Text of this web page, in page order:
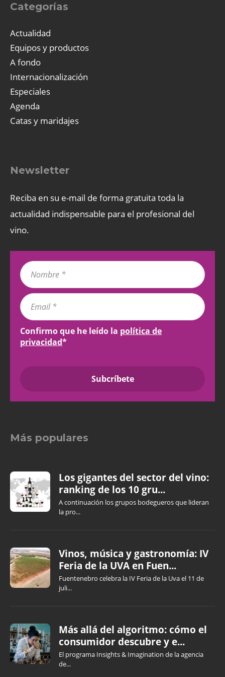
Categorías
Actualidad
Equipos y productos
A fondo
Internacionalización
Especiales
Agenda
Catas y maridajes
Newsletter
Reciba en su e-mail de forma gratuita toda la
actualidad indispensable para el profesional del
vino.
Confirmo que he leído la política de
privacidad*
Más populares
Los gigantes del sector del vino:
ranking de los 10 gru...
A continuación los grupos bodegueros que lideran
la pro...
Vinos, música y gastronomía: IV
Feria de la UVA en Fuen...
Fuentenebro celebra la IV Feria de la Uva el 11 de
juli...
Más allá del algoritmo: cómo el
consumidor descubre y e...
El programa Insights & Imagination de la agencia
de...